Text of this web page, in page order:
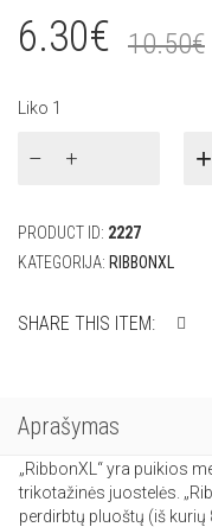
10.50€
6.30€
Liko 1
Sea
Blue
PRODUCT ID: 2227
KATEGORIJA: RIBBONXL
SHARE THIS ITEM:
Aprašymas
„RibbonXL“ yra puikios
trikotažinės juostelės.
perdirbtų pluoštų (iš kurių